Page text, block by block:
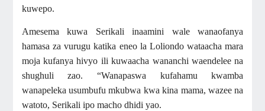
kuwepo.
Amesema kuwa Serikali inaamini wale wanaofanya
hamasa za vurugu katika eneo la Loliondo wataacha mara
moja kufanya hivyo ili kuwaacha wananchi waendelee na
shughuli zao. “Wanapaswa kufahamu kwamba
wanapeleka usumbufu mkubwa kwa kina mama, wazee na
watoto, Serikali ipo macho dhidi yao.